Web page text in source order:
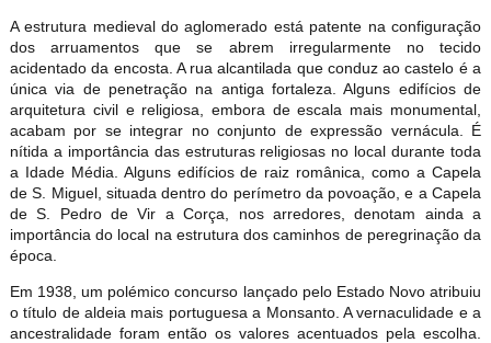
A estrutura medieval do aglomerado está patente na configuração
dos arruamentos que se abrem irregularmente no tecido
acidentado da encosta. A rua alcantilada que conduz ao castelo é a
única via de penetração na antiga fortaleza. Alguns edifícios de
arquitetura civil e religiosa, embora de escala mais monumental,
acabam por se integrar no conjunto de expressão vernácula. É
nítida a importância das estruturas religiosas no local durante toda
a Idade Média. Alguns edifícios de raiz românica, como a Capela
de S. Miguel, situada dentro do perímetro da povoação, e a Capela
de S. Pedro de Vir a Corça, nos arredores, denotam ainda a
importância do local na estrutura dos caminhos de peregrinação da
época.
Em 1938, um polémico concurso lançado pelo Estado Novo atribuiu
o título de aldeia mais portuguesa a Monsanto. A vernaculidade e a
ancestralidade foram então os valores acentuados pela escolha.